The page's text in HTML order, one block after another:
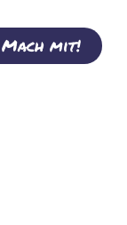
Mach mit!